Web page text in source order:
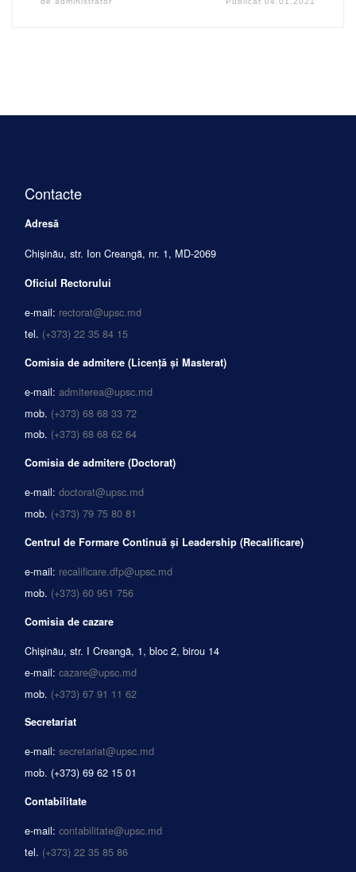
Contacte
Adresă
Chișinău, str. Ion Creangă, nr. 1, MD-2069
Oficiul Rectorului
e-mail: rectorat@upsc.md
tel. (+373) 22 35 84 15
Comisia de admitere (Licență și Masterat)
e-mail: admiterea@upsc.md
mob. (+373) 68 68 33 72
mob. (+373) 68 68 62 64
Comisia de admitere (Doctorat)
e-mail: doctorat@upsc.md
mob. (+373) 79 75 80 81
Centrul de Formare Continuă și Leadership (Recalificare)
e-mail: recalificare.dfp@upsc.md
mob. (+373) 60 951 756
Comisia de cazare
Chișinău, str. I Creangă, 1, bloc 2, birou 14
e-mail: cazare@upsc.md
mob. (+373) 67 91 11 62
Secretariat
e-mail: secretariat@upsc.md
mob. (+373) 69 62 15 01
Contabilitate
e-mail: contabilitate@upsc.md
tel. (+373) 22 35 85 86